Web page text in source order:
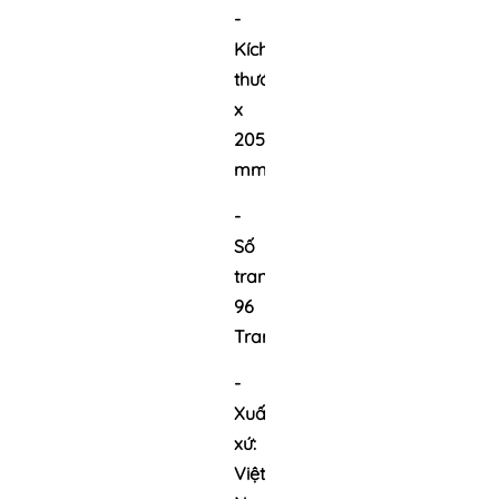
-
Kích
thước:155
x
205
mm
-
Số
trang:
96
Trang
-
Xuất
xứ:
Việt